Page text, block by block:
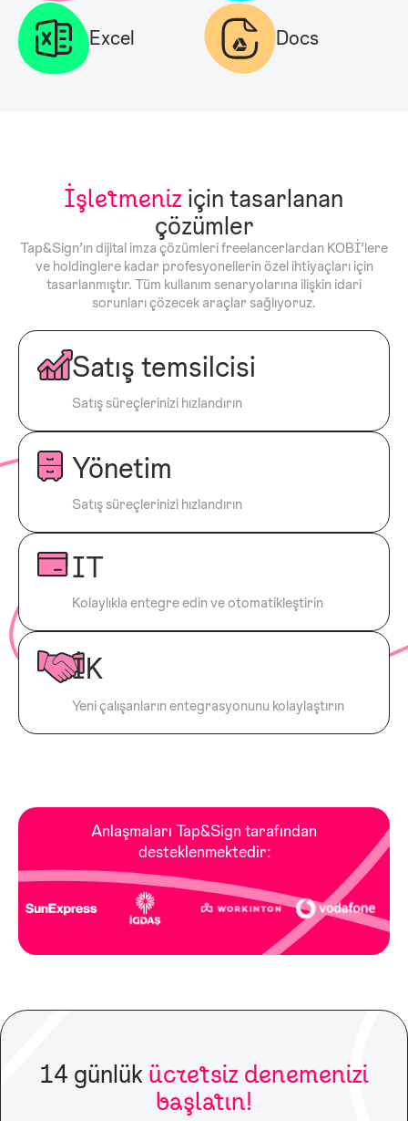
Excel Docs
İşletmeniz için tasarlanan
çözümler
Tap&Sign’ın dijital imza çözümleri freelancerlardan KOBİ’lere
ve holdinglere kadar profesyonellerin özel ihtiyaçları için
tasarlanmıştır. Tüm kullanım senaryolarına ilişkin idari
sorunları çözecek araçlar sağlıyoruz.
Satış temsilcisi
Satış süreçlerinizi hızlandırın
Yönetim
Satış süreçlerinizi hızlandırın
IT
Kolaylıkla entegre edin ve otomatikleştirin
İK
Yeni çalışanların entegrasyonunu kolaylaştırın
Anlaşmaları Tap&Sign tarafından
desteklenmektedir:
14 günlük ücretsiz denemenizi
başlatın!